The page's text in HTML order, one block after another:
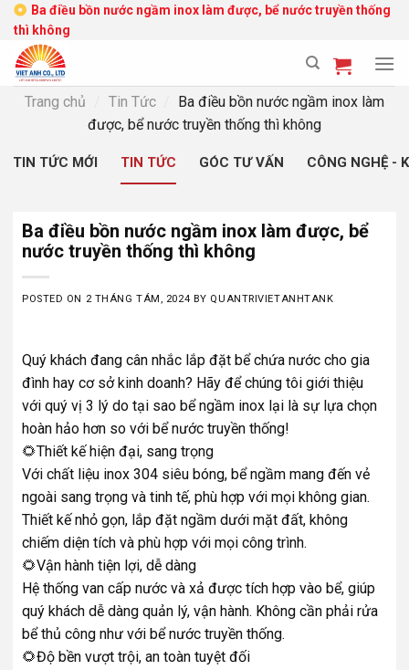
Skip
content
Ba điều bồn nước ngầm inox làm được, bể nước truyền thống
thì không
Trang chủ Tin Tức
Ba điều bồn nước ngầm inox làm
được, bể nước truyền thống thì không
TIN TỨC MỚI TIN TỨC GÓC TƯ VẤN CÔNG NGHỆ -
Ba điều bồn nước ngầm inox làm được, bể
nước truyền thống thì không
POSTED ON 2 THÁNG TÁM, 2024 BY QUANTRIVIETANHTANK
Quý khách đang cân nhắc lắp đặt bể chứa nước cho gia
đình hay cơ sở kinh doanh? Hãy để chúng tôi giới thiệu
với quý vị 3 lý do tại sao bể ngầm inox lại là sự lựa chọn
hoàn hảo hơn so với bể nước truyền thống!
🌻Thiết kế hiện đại, sang trọng
Với chất liệu inox 304 siêu bóng, bể ngầm mang đến vẻ
ngoài sang trọng và tinh tế, phù hợp với mọi không gian.
Thiết kế nhỏ gọn, lắp đặt ngầm dưới mặt đất, không
chiếm diện tích và phù hợp với mọi công trình.
🌻Vận hành tiện lợi, dễ dàng
Hệ thống van cấp nước và xả được tích hợp vào bể, giúp
quý khách dễ dàng quản lý, vận hành. Không cần phải rửa
bể thủ công như với bể nước truyền thống.
🌻Độ bền vượt trội, an toàn tuyệt đối